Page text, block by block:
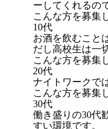
ーしてくれるの
こんな方を募集
10代
お酒を飲むこと
だし高校生は一
こんな方を募集
20代
ナイトワークで
こんな方を募集
30代
働き盛りの30代
すい環境です。